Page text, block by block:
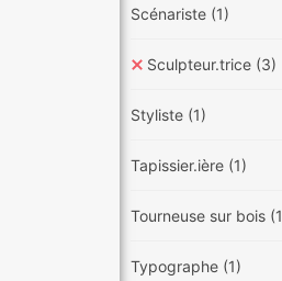
Scénariste (1)
Sculpteur.trice (3)
Styliste (1)
Tapissier.ière (1)
Tourneuse sur bois
Typographe (1)